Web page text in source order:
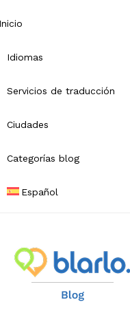
Idiomas
Servicios de traducción
Ciudades
Categorías blog
Español
B